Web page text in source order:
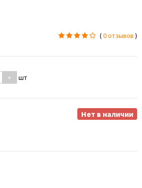
(0 отзывов )
+ шт
Нет в наличии